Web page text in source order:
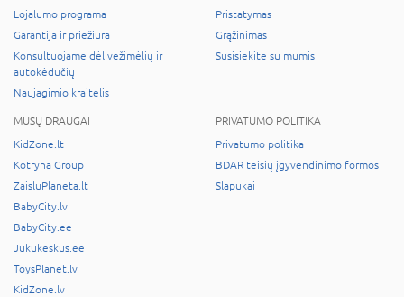
Lojalumo programa
Garantija ir priežiūra
Konsultuojame dėl vežimėlių ir
autokėdučių
Naujagimio kraitelis
Pristatymas
Grąžinimas
Susisiekite su mumis
MŪSŲ DRAUGAI
KidZone.lt
Kotryna Group
ZaisluPlaneta.lt
BabyCity.lv
BabyCity.ee
Jukukeskus.ee
ToysPlanet.lv
KidZone.lv
PRIVATUMO POLITIKA
Privatumo politika
BDAR teisių įgyvendinimo formos
Slapukai